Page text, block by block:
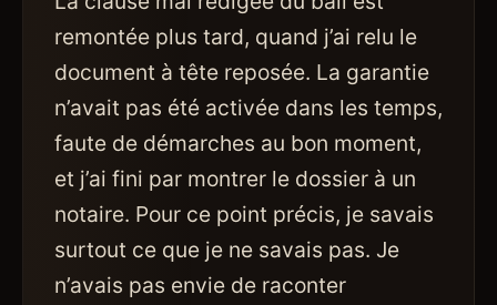
remontée plus tard, quand j’ai relu le
document à tête reposée. La garantie
n’avait pas été activée dans les temps,
faute de démarches au bon moment,
et j’ai fini par montrer le dossier à un
notaire. Pour ce point précis, je savais
surtout ce que je ne savais pas. Je
n’avais pas envie de raconter